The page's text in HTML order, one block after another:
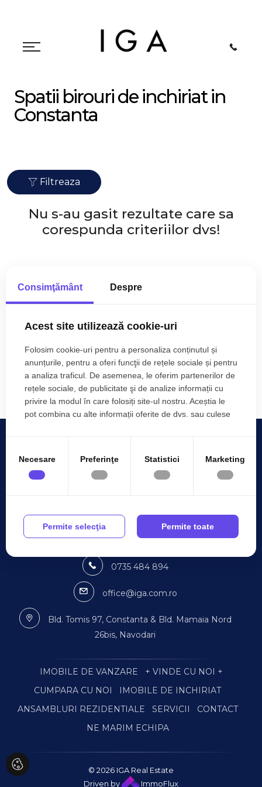
Spatii birouri de inchiriat in
Constanta
Filtreaza
Nu s-au gasit rezultate care sa
corespunda criteriilor dvs!
Apartamente de inchiriat in Mamaia
Case de inchiriat
Case de inchiriat in Navodari Exterior Nord
Spatii comerciale de inchiriat
Spatii comerciale de inchiriat in Constanta
Spatii comerciale de inchiriat in Constanta Faleza Nord
Spatii comerciale de inchiriat in Constanta Centru
Vezi mai mult
0735 484 894
office@iga.com.ro
Bld. Tomis 97, Constanta & Bld. Mamaia Nord
26bis, Navodari
IMOBILE DE VANZARE
+ VINDE CU NOI +
CUMPARA CU NOI
IMOBILE DE INCHIRIAT
ANSAMBLURI REZIDENTIALE
SERVICII
CONTACT
NE MARIM ECHIPA
© 2026 IGA Real Estate
Driven by
ImmoFlux
Consimţământ Despre
Acest site utilizează cookie-uri
Folosim cookie-uri pentru a personaliza conținutul și
anunțurile, pentru a oferi funcţii de rețele sociale și pentru
a analiza traficul. De asemenea, le oferim partenerilor de
rețele sociale, de publicitate şi de analize informații cu
privire la modul în care folosiți site-ul nostru. Aceștia le
pot combina cu alte informații oferite de dvs. sau culese
Necesare Preferinţe Statistici Marketing
Permite selecţia Permite toate